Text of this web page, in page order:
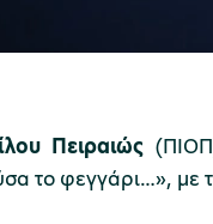
Πειραιώς
το φεγγάρι…»,